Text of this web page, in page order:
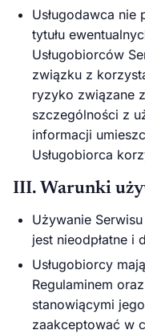
Usługodawca
tytułu
Usługobiorców
związku z
ryzyko związane
szczególności z
informacji
Usługobiorca
III. Warunki
Używanie
jest nieodpłatne i
Usługobiorcy
Regulaminem
stanowiącymi
zaakceptować w